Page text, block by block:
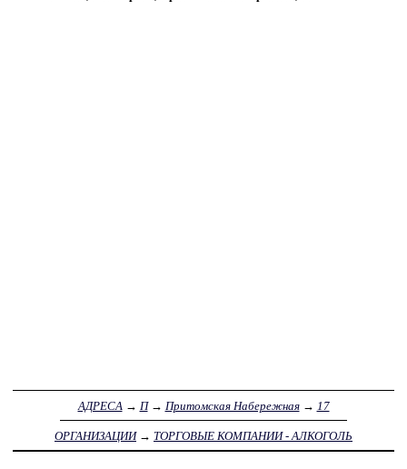
АДРЕСА → П→ Притомская Набережная→ 17
ОРГАНИЗАЦИИ→ ТОРГОВЫЕ КОМПАНИИ - АЛКОГОЛЬ